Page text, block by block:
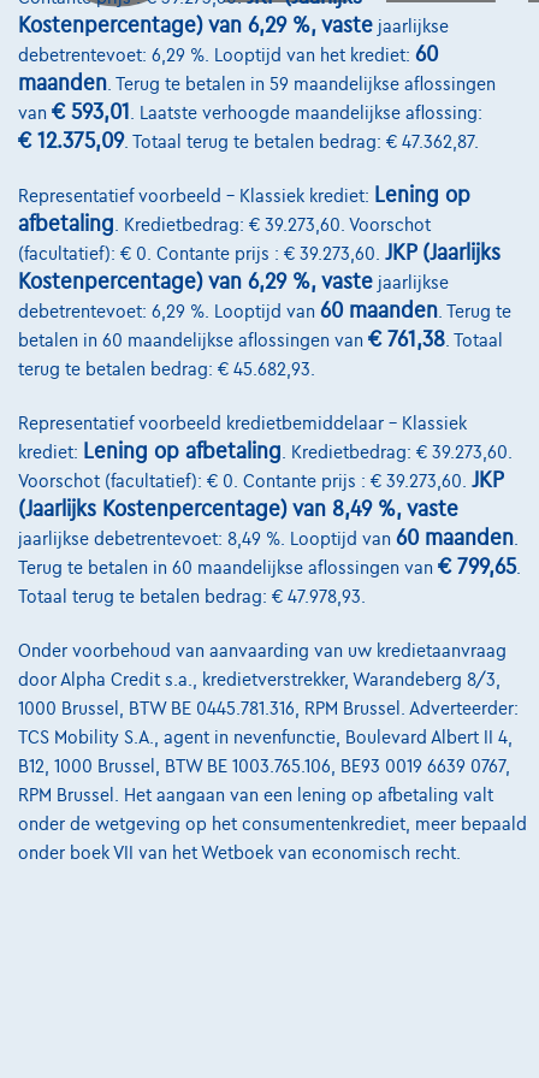
Kostenpercentage) van 6,29 %, vaste jaarlijkse
debetrentevoet: 6,29 %. Looptijd van het krediet: 60
maanden. Terug te betalen in 59 maandelijkse aflossingen
van € 593,01 . Laatste verhoogde maandelijkse aflossing:
€ 12.375,09. Totaal terug te betalen bedrag: € 47.362,87.
Representatief voorbeeld – Klassiek krediet: Lening op
afbetaling . Kredietbedrag: € 39.273,60. Voorschot
(facultatief): € 0. Contante prijs : € 39.273,60. JKP (Jaarlijks
Kostenpercentage) van 6,29 %, vaste jaarlijkse
debetrentevoet: 6,29 %. Looptijd van 60 maanden . Terug te
betalen in 60 maandelijkse aflossingen van € 761,38 . Totaal
terug te betalen bedrag: € 45.682,93.
Representatief voorbeeld kredietbemiddelaar – Klassiek
krediet: Lening op afbetaling . Kredietbedrag: € 39.273,60.
Voorschot (facultatief): € 0. Contante prijs : € 39.273,60. JKP
(Jaarlijks Kostenpercentage) van 8,49 %, vaste
jaarlijkse debetrentevoet: 8,49 %. Looptijd van 60 maanden
Terug te betalen in 60 maandelijkse aflossingen van € 799,65.
Totaal terug te betalen bedrag: € 47.978,93.
Onder voorbehoud van aanvaarding van uw kredietaanvraag
door Alpha Credit s.a., kredietverstrekker, Warandeberg 8/3,
1000 Brussel, BTW BE 0445.781.316, RPM Brussel. Adverteerder:
TCS Mobility S.A., agent in nevenfunctie, Boulevard Albert II 4,
B12, 1000 Brussel, BTW BE 1003.765.106, BE93 0019 6639 0767,
RPM Brussel. Het aangaan van een lening op afbetaling valt
onder de wetgeving op het consumentenkrediet, meer bepaald
onder boek VII van het Wetboek van economisch recht.
Diensten & Oplossingen
Pechverhelping verzekering
Financiering
Lease en persoonlijke lease
Over Ons
Word klant
Wie zijn we
Kwaliteitscharter
Onze dealers
Onze partners
Onze team
@2024 TCS Mobility SA/NV Copyright
Algemene Voorwaarden
Bijstandsvoorwaarden
Privacyverklaring